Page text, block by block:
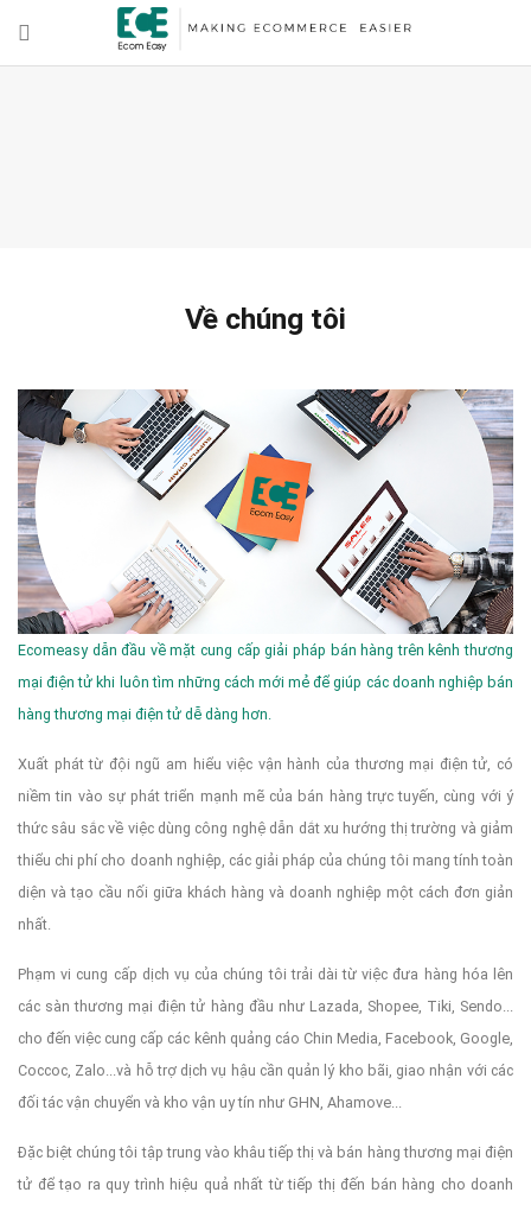
Về chúng tôi
Ecomeasy dẫn đầu về mặt cung cấp giải pháp bán hàng trên kênh thương
mại điện tử khi luôn tìm những cách mới mẻ để giúp các doanh nghiệp bán
hàng thương mại điện tử dễ dàng hơn.
Xuất phát từ đội ngũ am hiểu việc vận hành của thương mại điện tử, có
niềm tin vào sự phát triển mạnh mẽ của bán hàng trực tuyến, cùng với ý
thức sâu sắc về việc dùng công nghệ dẫn dắt xu hướng thị trường và giảm
thiểu chi phí cho doanh nghiệp, các giải pháp của chúng tôi mang tính toàn
diện và tạo cầu nối giữa khách hàng và doanh nghiệp một cách đơn giản
nhất.
Phạm vi cung cấp dịch vụ của chúng tôi trải dài từ việc đưa hàng hóa lên
các sàn thương mại điện tử hàng đầu như Lazada, Shopee, Tiki, Sendo...
cho đến việc cung cấp các kênh quảng cáo Chin Media, Facebook, Google,
Coccoc, Zalo...và hỗ trợ dịch vụ hậu cần quản lý kho bãi, giao nhận với các
đối tác vận chuyển và kho vận uy tín như GHN, Ahamove...
Đặc biệt chúng tôi tập trung vào khâu tiếp thị và bán hàng thương mại điện
tử để tạo ra quy trình hiệu quả nhất từ tiếp thị đến bán hàng cho doanh